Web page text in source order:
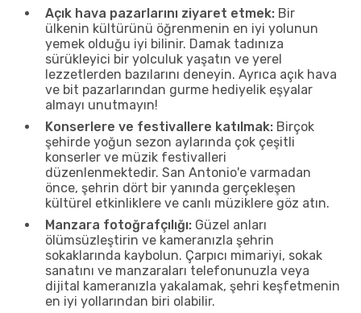
Açık hava pazarlarını ziyaret etmek: Bir
ülkenin kültürünü öğrenmenin en iyi yolunun
yemek olduğu iyi bilinir. Damak tadınıza
sürükleyici bir yolculuk yaşatın ve yerel
lezzetlerden bazılarını deneyin. Ayrıca açık hava
ve bit pazarlarından gurme hediyelik eşyalar
almayı unutmayın!
Konserlere ve festivallere katılmak: Birçok
şehirde yoğun sezon aylarında çok çeşitli
konserler ve müzik festivalleri
düzenlenmektedir. San Antonio'e varmadan
önce, şehrin dört bir yanında gerçekleşen
kültürel etkinliklere ve canlı müziklere göz atın.
Manzara fotoğrafçılığı: Güzel anları
ölümsüzleştirin ve kameranızla şehrin
sokaklarında kaybolun. Çarpıcı mimariyi, sokak
sanatını ve manzaraları telefonunuzla veya
dijital kameranızla yakalamak, şehri keşfetmenin
en iyi yollarından biri olabilir.